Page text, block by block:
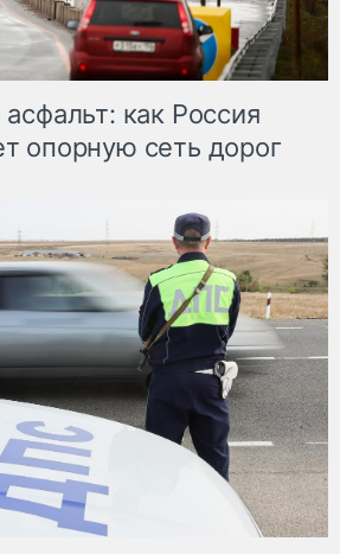
как Россия
опорную сеть дорог